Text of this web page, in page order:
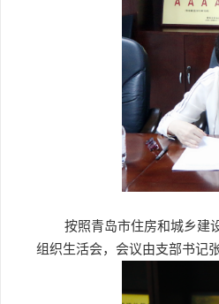
按照青岛市住房和城乡建
组织生活会，会议由支部书记